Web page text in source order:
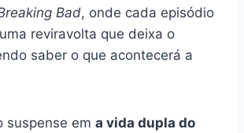
Bad, onde cada episódio
reviravolta que deixa o
saber o que acontecerá a
suspense em a vida dupla do